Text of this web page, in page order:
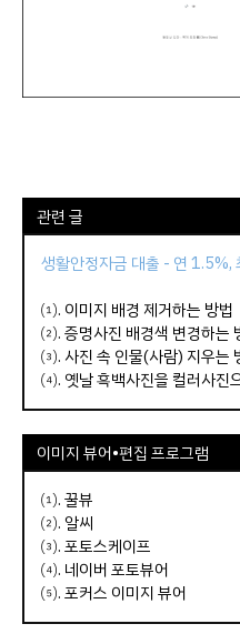
관련 글
생활안정자금 대출 - 연 1.5%,
⑴. 이미지 배경 제거하는 방법
⑵.증명사진 배경색 변경하는
⑶. 사진 속 인물(사람) 지우는
⑷. 옛날 흑백사진을 컬러사진
이미지 뷰어•편집 프로그램
⑴.꿀뷰
⑵.알씨
⑶.포토스케이프
⑷. 네이버 포토뷰어
⑸.포커스 이미지 뷰어